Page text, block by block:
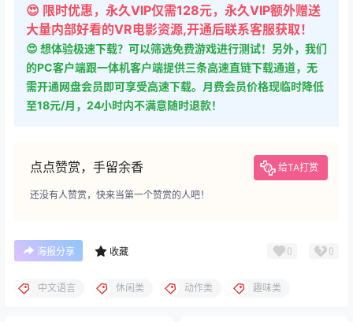
😍 限时优惠，永久VIP仅需128元，永久VIP额外赠送
大量内部好看的VR电影资源,开通后联系客服获取！
😍 想体验极速下载？可以筛选免费游戏进行测试！另外，我们
的PC客户端跟一体机客户端提供三条高速直链下载通道，无
需开通网盘会员即可享受高速下载。月费会员价格现临时降低
至18元/月，24小时内不满意随时退款！
点点赞赏，手留余香 给TA打赏
还没有人赞赏，快来当第一个赞赏的人吧！
海报分享 收藏 0 0
中文语言 休闲类 动作类 趣味类